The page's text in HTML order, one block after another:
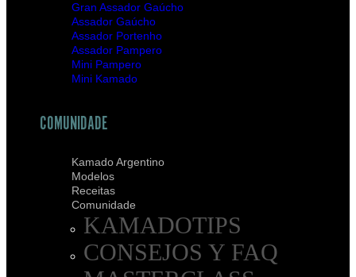
Gran Assador Gaúcho
Assador Gaúcho
Assador Portenho
Assador Pampero
Mini Pampero
Mini Kamado
COMUNIDADE
Kamado Argentino
Modelos
Receitas
Comunidade
KAMADOTIPS
CONSEJOS Y FAQ